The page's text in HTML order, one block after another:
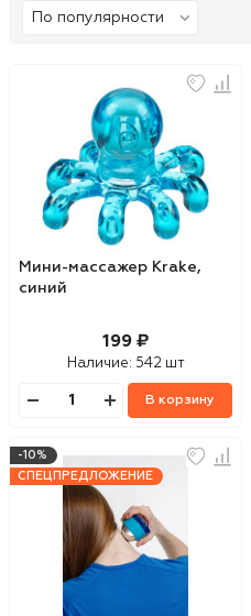
Мини-массажер Krake,
синий
199 ₽
Наличие: 542 шт
В корзину
-10%
СПЕЦПРЕДЛОЖЕНИЕ